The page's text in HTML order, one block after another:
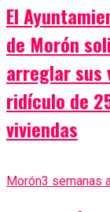
El
de Morón
arreglar sus
ridículo de
viviendas
Morón3 semanas